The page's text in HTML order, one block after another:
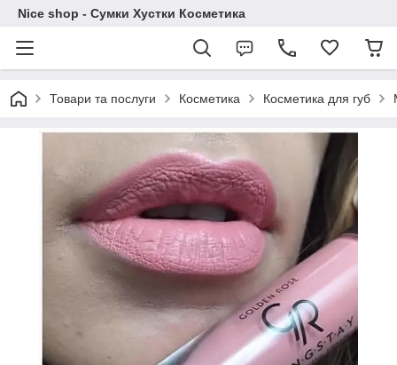
Nice shop - Сумки Хустки Косметика
Товари та послуги Косметика Косметика для губ